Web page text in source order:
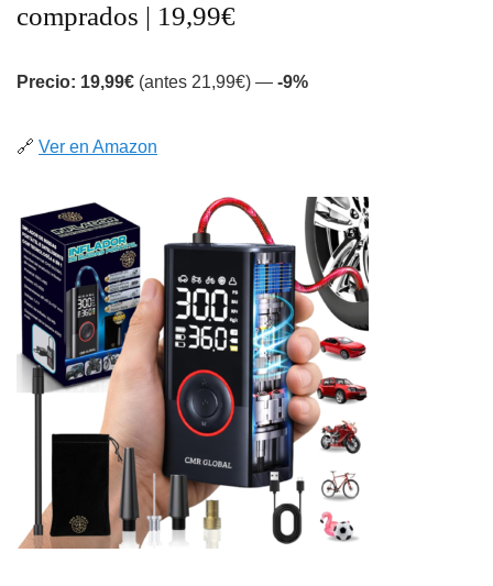
comprados | 19,99€
Precio: 19,99€ (antes 21,99€) — -9%
🔗 Ver en Amazon